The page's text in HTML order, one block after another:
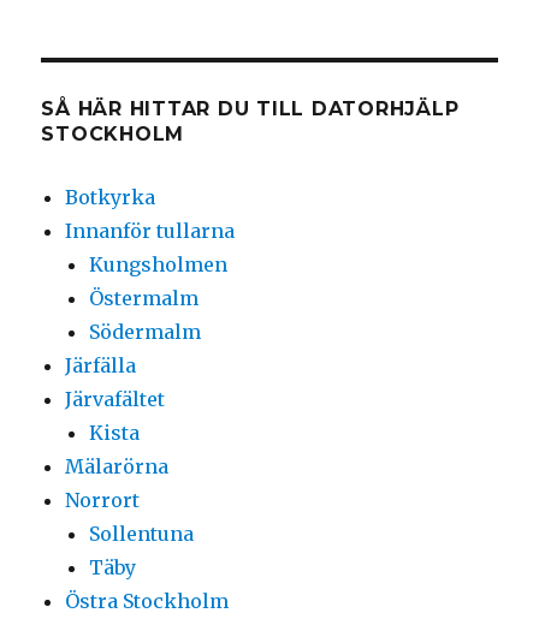
SÅ HÄR HITTAR DU TILL DATORHJÄLP
STOCKHOLM
Botkyrka
Innanför tullarna
Kungsholmen
Östermalm
Södermalm
Järfälla
Järvafältet
Kista
Mälarörna
Norrort
Sollentuna
Täby
Östra Stockholm